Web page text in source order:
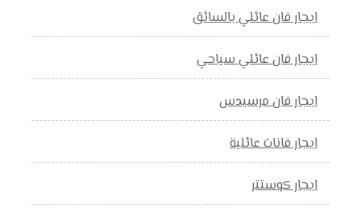
ايجار فان عائلي بالسائق
ايجار فان عائلي سياحي
ايجار فان مرسيدس
ايجار فانات عائلية
ايجار كوستتر